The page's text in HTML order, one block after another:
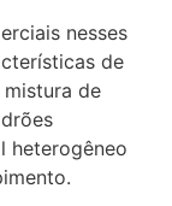
nesses
de
de
heterogêneo